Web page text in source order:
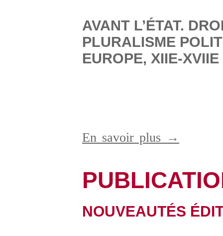
AVANT L’ÉTAT.
PLURALISME
EUROPE, XIIE-
En savoir plus →
NOUVEAUTÉS